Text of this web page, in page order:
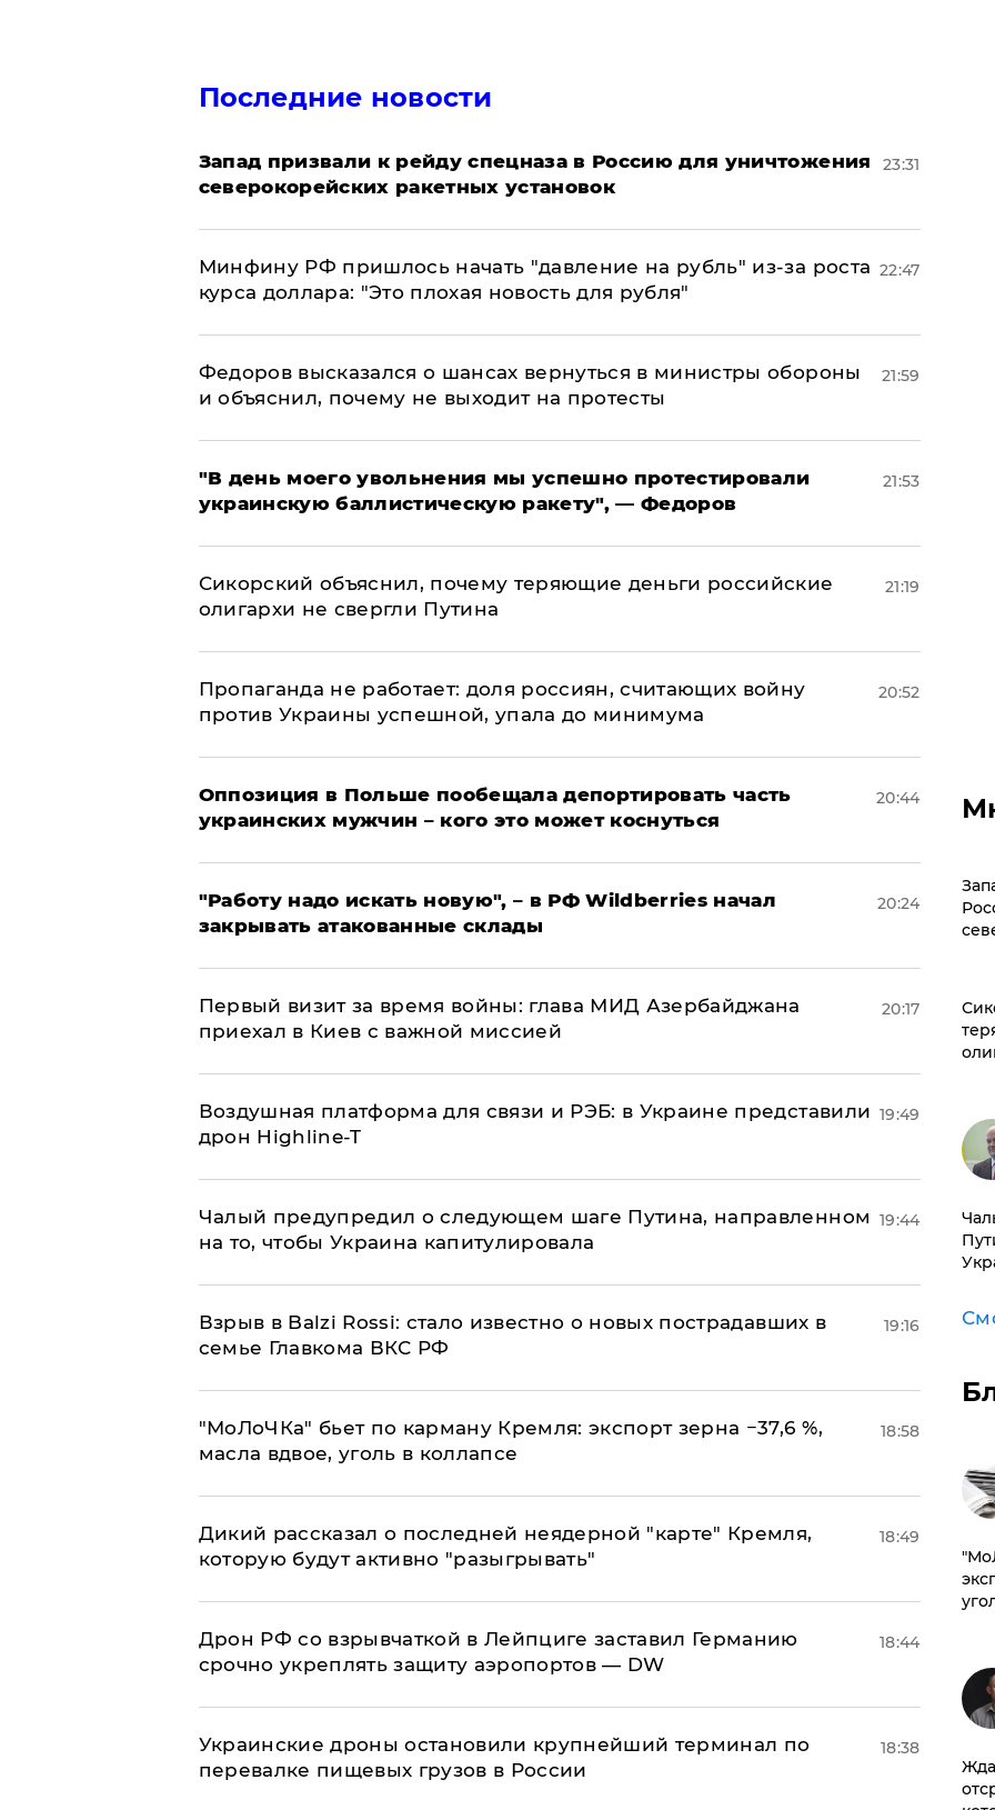
Последние новости
Запад призвали к рейду спецназа в Россию для уничтожения
северокорейских ракетных установок
23:31
Минфину РФ пришлось начать "давление на рубль" из-за роста
курса доллара: "Это плохая новость для рубля"
22:47
Федоров высказался о шансах вернуться в министры обороны
и объяснил, почему не выходит на протесты
21:59
​"В день моего увольнения мы успешно протестировали
украинскую баллистическую ракету", — Федоров
21:53
Сикорский объяснил, почему теряющие деньги российские
олигархи не свергли Путина
21:19
​Пропаганда не работает: доля россиян, считающих войну
против Украины успешной, упала до минимума
20:52
Оппозиция в Польше пообещала депортировать часть
украинских мужчин – кого это может коснуться
20:44
"Работу надо искать новую", – в РФ Wildberries начал
закрывать атакованные склады
20:24
Первый визит за время войны: глава МИД Азербайджана
приехал в Киев с важной миссией
20:17
Воздушная платформа для связи и РЭБ: в Украине представили
дрон Highline-T
19:49
Чалый предупредил о следующем шаге Путина, направленном
на то, чтобы Украина капитулировала
19:44
Взрыв в Balzi Rossi: стало известно о новых пострадавших в
семье Главкома ВКС РФ
19:16
​"МоЛоЧКа" бьет по карману Кремля: экспорт зерна −37,6 %,
масла вдвое, уголь в коллапсе
18:58
Дикий рассказал о последней неядерной "карте" Кремля,
которую будут активно "разыгрывать"
18:49
​Дрон РФ со взрывчаткой в Лейпциге заставил Германию
срочно укреплять защиту аэропортов — DW
18:44
Украинские дроны остановили крупнейший терминал по
перевалке пищевых грузов в России
18:38